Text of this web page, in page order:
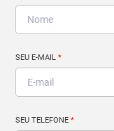
SEU E-MAIL*
SEU TELEFONE*